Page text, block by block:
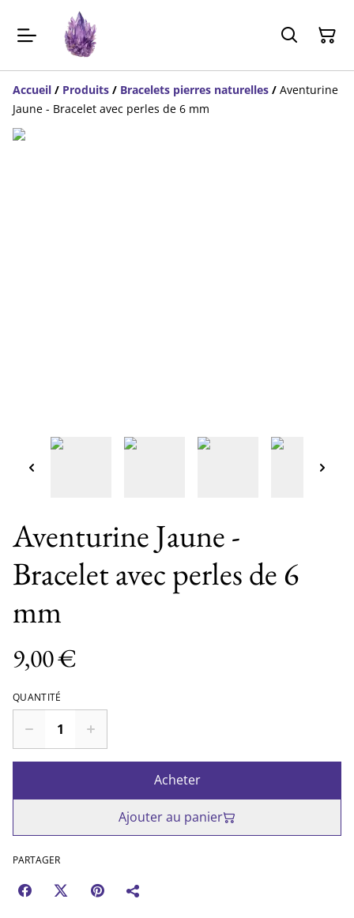
Accueil / Produits / Bracelets pierres naturelles / Aventurine
Jaune - Bracelet avec perles de 6 mm
Aventurine Jaune -
Bracelet avec perles de 6
mm
9,00 €
QUANTITÉ
Acheter
Ajouter au panier
PARTAGER